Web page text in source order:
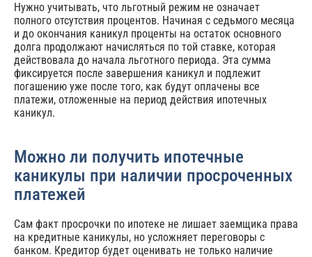
Нужно учитывать, что льготный режим не означает
полного отсутствия процентов. Начиная с седьмого месяца
и до окончания каникул проценты на остаток основного
долга продолжают начисляться по той ставке, которая
действовала до начала льготного периода. Эта сумма
фиксируется после завершения каникул и подлежит
погашению уже после того, как будут оплачены все
платежи, отложенные на период действия ипотечных
каникул.
Можно ли получить ипотечные
каникулы при наличии просроченных
платежей
Сам факт просрочки по ипотеке не лишает заемщика права
на кредитные каникулы, но усложняет переговоры с
банком. Кредитор будет оценивать не только наличие